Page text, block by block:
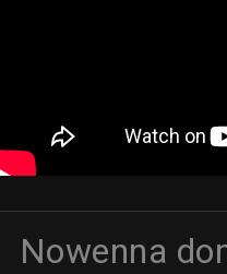
Nowenna